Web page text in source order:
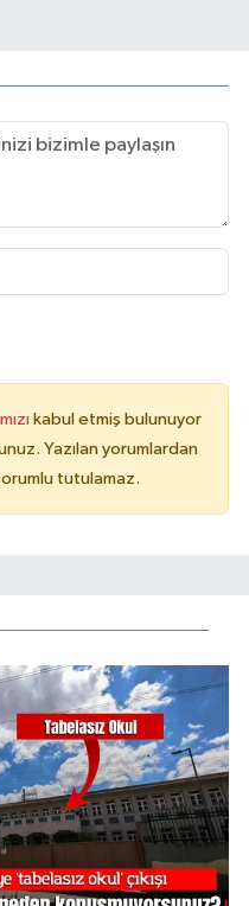
kabul etmiş bulunuyor
Yazılan yorumlardan
tutulamaz.